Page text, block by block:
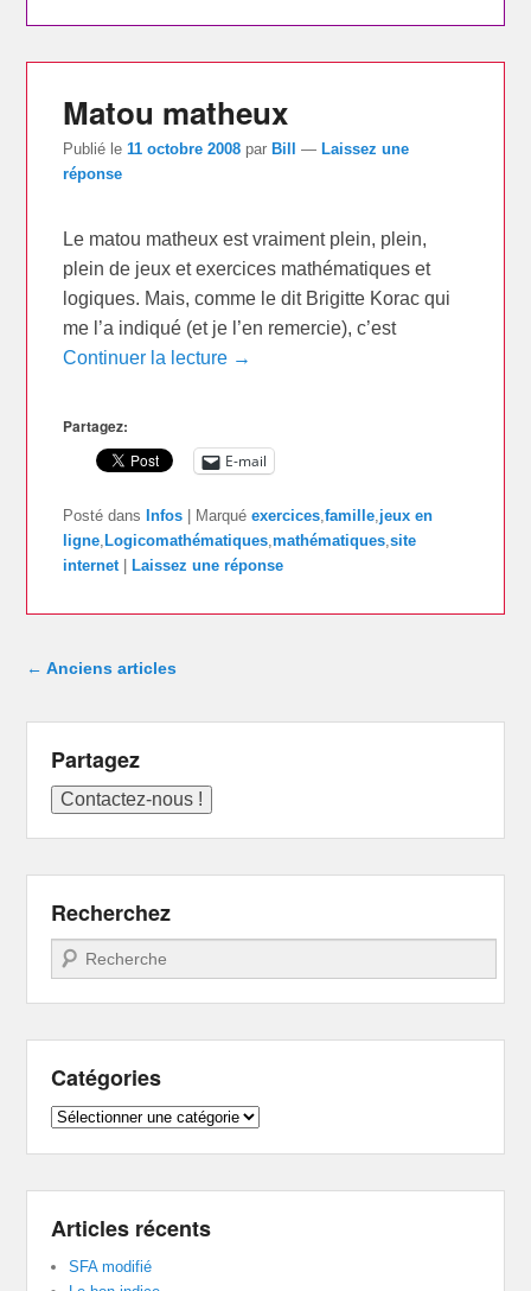
Matou matheux
Publié le11 octobre 2008 par Bill — Laissez une
réponse
Le matou matheux est vraiment plein, plein,
plein de jeux et exercices mathématiques et
logiques. Mais, comme le dit Brigitte Korac qui
me l’a indiqué (et je l’en remercie), c’est
Continuer la lecture →
Partagez:
E-mail
Posté dans Infos Marqué exercices,famille,jeux en
ligne, Logicomathématiques,mathématiques,site
internet
Laissez une réponse
Navigation dans les articles
← Anciens articles
Partagez
Recherchez
Recherche
Catégories
Catégories
Articles récents
SFA modifié